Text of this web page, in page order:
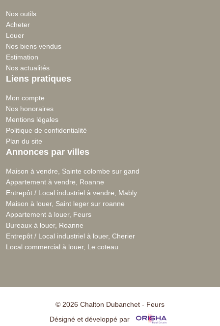
Nos outils
Acheter
Louer
Nos biens vendus
Estimation
Nos actualités
Liens pratiques
Mon compte
Nos honoraires
Mentions légales
Politique de confidentialité
Plan du site
Annonces par villes
Maison à vendre, Sainte colombe sur gand
Appartement à vendre, Roanne
Entrepôt / Local industriel à vendre, Mably
Maison à louer, Saint leger sur roanne
Appartement à louer, Feurs
Bureaux à louer, Roanne
Entrepôt / Local industriel à louer, Cherier
Local commercial à louer, Le coteau
© 2026 Chalton Dubanchet - Feurs
Désigné et développé par